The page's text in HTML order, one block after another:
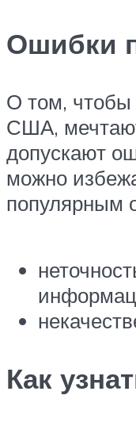
Ошибки
О том, чтобы
США,
допускают
можно
популярным
Как